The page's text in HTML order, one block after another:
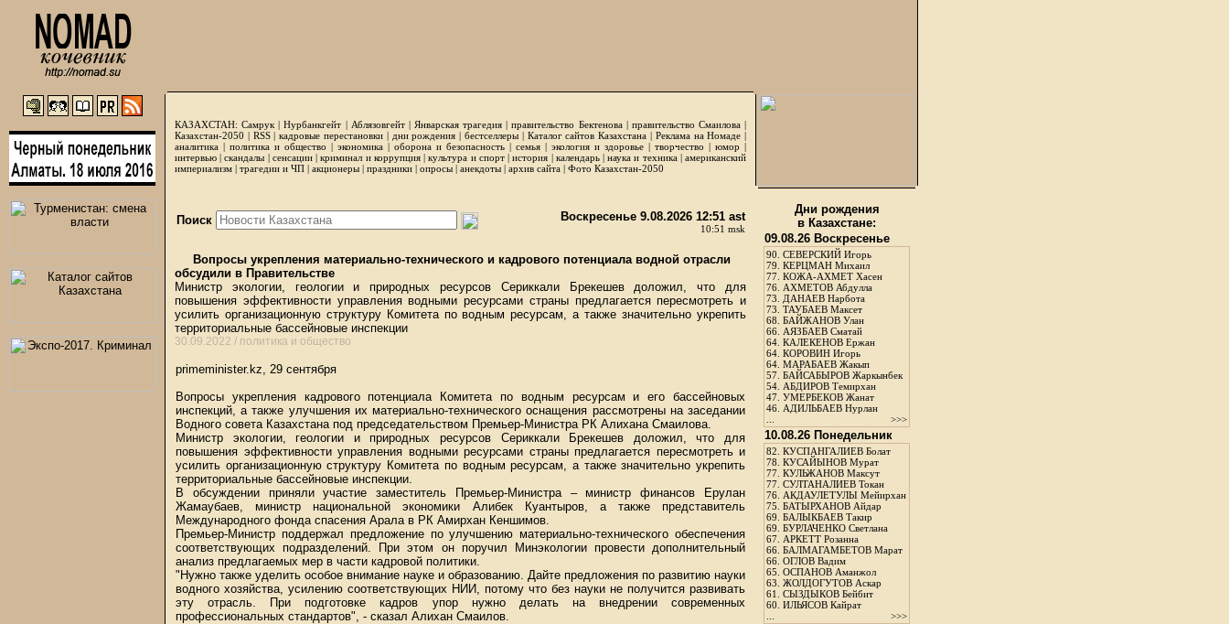
КАЗАХСТАН: Самрук |Нурбанкгейт | Аблязовгейт| Январская трагедия |правительство Бектенова| правительство Смаилова|
Казахстан-2050 | RSS|кадровые перестановки| дни рождения | бестселлеры| Каталог сайтов Казахстана | Реклама на Номаде |
аналитика | политика и общество | экономика | оборона и безопасность | семья | экология и здоровье | творчество | юмор |
интервью |скандалы | сенсации|криминал и коррупция|культура и спорт|история | календарь|наука и техника|американский
империализм | трагедии и ЧП | акционеры | праздники | опросы | анекдоты | архив сайта | Фото Казахстан-2050
Поиск Воскресенье 9.08.2026 12:51 ast
10:51 msk
Вопросы укрепления материально-технического и кадрового потенциала водной отрасли
обсудили в Правительстве
Министр экологии, геологии и природных ресурсов Сериккали Брекешев доложил, что для
повышения эффективности управления водными ресурсами страны предлагается пересмотреть и
усилить организационную структуру Комитета по водным ресурсам, а также значительно укрепить
территориальные бассейновые инспекции
30.09.2022 / политика и общество
primeminister.kz, 29 сентября
Вопросы укрепления кадрового потенциала Комитета по водным ресурсам и его бассейновых
инспекций, а также улучшения их материально-технического оснащения рассмотрены на заседании
Водного совета Казахстана под председательством Премьер-Министра РК Алихана Смаилова.
Министр экологии, геологии и природных ресурсов Сериккали Брекешев доложил, что для
повышения эффективности управления водными ресурсами страны предлагается пересмотреть и
усилить организационную структуру Комитета по водным ресурсам, а также значительно укрепить
территориальные бассейновые инспекции.
В обсуждении приняли участие заместитель Премьер-Министра – министр финансов Ерулан
Жамаубаев, министр национальной экономики Алибек Куантыров, а также представитель
Международного фонда спасения Арала в РК Амирхан Кеншимов.
Премьер-Министр поддержал предложение по улучшению материально-технического обеспечения
соответствующих подразделений. При этом он поручил Минэкологии провести дополнительный
анализ предлагаемых мер в части кадровой политики.
"Нужно также уделить особое внимание науке и образованию. Дайте предложения по развитию науки
водного хозяйства, усилению соответствующих НИИ, потому что без науки не получится развивать
эту отрасль. При подготовке кадров упор нужно делать на внедрении современных
профессиональных стандартов", - сказал Алихан Смаилов.
Дни рождения
в Казахстане:
09.08.26 Воскресенье
90. СЕВЕРСКИЙ Игорь
79. КЕРЦМАН Михаил
77. КОЖА-АХМЕТ Хасен
76. АХМЕТОВ Абдулла
73. ДАНАЕВ Нарбота
73. ТАУБАЕВ Максет
68. БАЙЖАНОВ Улан
66. АЯЗБАЕВ Сматай
64. КАЛЕКЕНОВ Ержан
64. КОРОВИН Игорь
64. МАРАБАЕВ Жакып
57. БАЙСАБЫРОВ Жаркынбек
54. АБДИРОВ Темирхан
47. УМЕРБЕКОВ Жанат
46. АДИЛЬБАЕВ Нурлан
>>>
10.08.26 Понедельник
82. КУСПАНГАЛИЕВ Болат
78. КУСАЙЫНОВ Мурат
77. КУЛЬЖАНОВ Максут
77. СУЛТАНАЛИЕВ Токан
76. АКДАУЛЕТУЛЫ Мейирхан
75. БАТЫРХАНОВ Айдар
69. БАЛЫКБАЕВ Такир
69. БУРЛАЧЕНКО Светлана
67. АРКЕТТ Розанна
66. БАЛМАГАМБЕТОВ Марат
66. ОГЛОВ Вадим
65. ОСПАНОВ Аманжол
63. ЖОЛДОГУТОВ Аскар
61. СЫЗДЫКОВ Бейбит
60. ИЛЬЯСОВ Кайрат
>>>